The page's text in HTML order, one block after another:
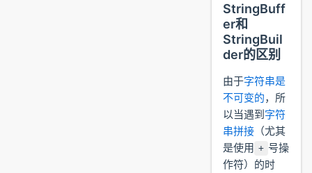
StringBuff
er和
StringBuil
der的区别
由于字符串是
不可变的，所
以当遇到字符
串拼接 （尤其
是使用 + 号操
作符）的时